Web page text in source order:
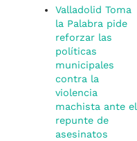
Valladolid Toma
la Palabra pide
reforzar las
políticas
municipales
contra la
violencia
machista ante el
repunte de
asesinatos